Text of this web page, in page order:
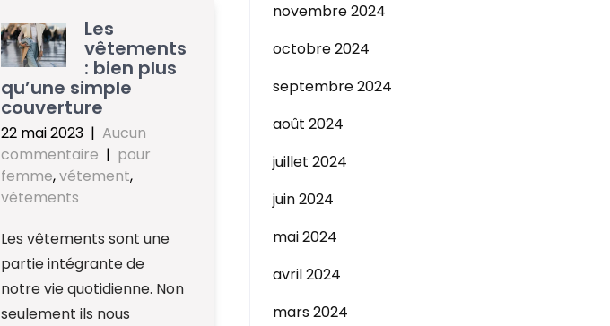
Les
vêtements
: bien plus
qu’une simple
couverture
22 mai 2023 |Aucun
commentaire | pour
femme,vétement,
vêtements
Les vêtements sont une
partie intégrante de
notre vie quotidienne. Non
seulement ils nous
novembre 2024
octobre 2024
septembre 2024
août 2024
juillet 2024
juin 2024
mai 2024
avril 2024
mars 2024